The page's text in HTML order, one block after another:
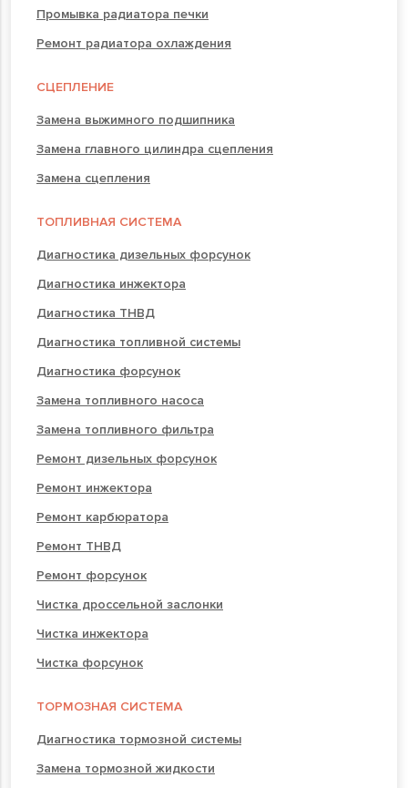
Промывка радиатора печки
Ремонт радиатора охлаждения
СЦЕПЛЕНИЕ
Замена выжимного подшипника
Замена главного цилиндра сцепления
Замена сцепления
ТОПЛИВНАЯ СИСТЕМА
Диагностика дизельных форсунок
Диагностика инжектора
Диагностика ТНВД
Диагностика топливной системы
Диагностика форсунок
Замена топливного насоса
Замена топливного фильтра
Ремонт дизельных форсунок
Ремонт инжектора
Ремонт карбюратора
Ремонт ТНВД
Ремонт форсунок
Чистка дроссельной заслонки
Чистка инжектора
Чистка форсунок
ТОРМОЗНАЯ СИСТЕМА
Диагностика тормозной системы
Замена тормозной жидкости